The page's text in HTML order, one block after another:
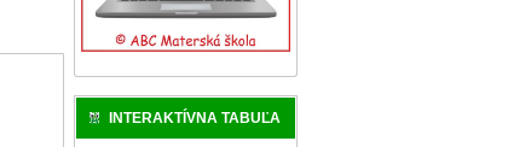
INTERAKTÍVNA TABUĽA